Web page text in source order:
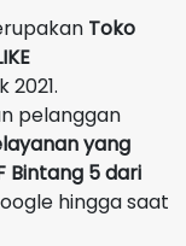
Toko
2021.
pelanggan
yang
Bintang 5 dari
hingga saat